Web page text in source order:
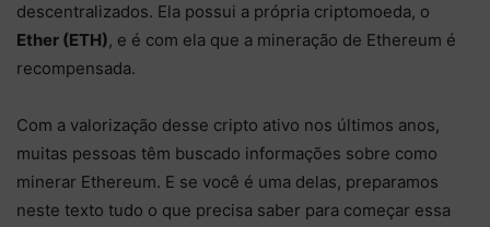
descentralizados. Ela possui a própria criptomoeda, o
Ether (ETH), e é com ela que a mineração de Ethereum é
recompensada.
Com a valorização desse cripto ativo nos últimos anos,
muitas pessoas têm buscado informações sobre como
minerar Ethereum. E se você é uma delas, preparamos
neste texto tudo o que precisa saber para começar essa